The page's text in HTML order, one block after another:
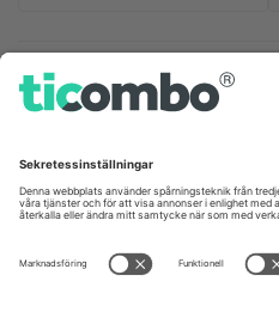
Kontor och support
Unter den Linden 24, 10117
Berlin, Germany
United States